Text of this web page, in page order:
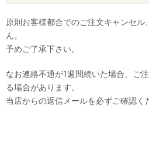
原則お客様都合でのご注文キャンセ
ん。
予めご了承下さい。
なお連絡不通が1週間続いた場合、ご
る場合があります。
当店からの返信メールを必ずご確認く